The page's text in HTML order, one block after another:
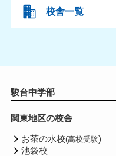
校舎一覧
駿台中学部
関東地区の校舎
お茶の水校(高校受験)
池袋校